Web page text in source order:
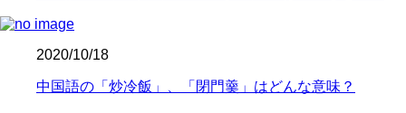
2020/10/18
中国語の「炒冷飯」、「閉門羹」はどんな意味？